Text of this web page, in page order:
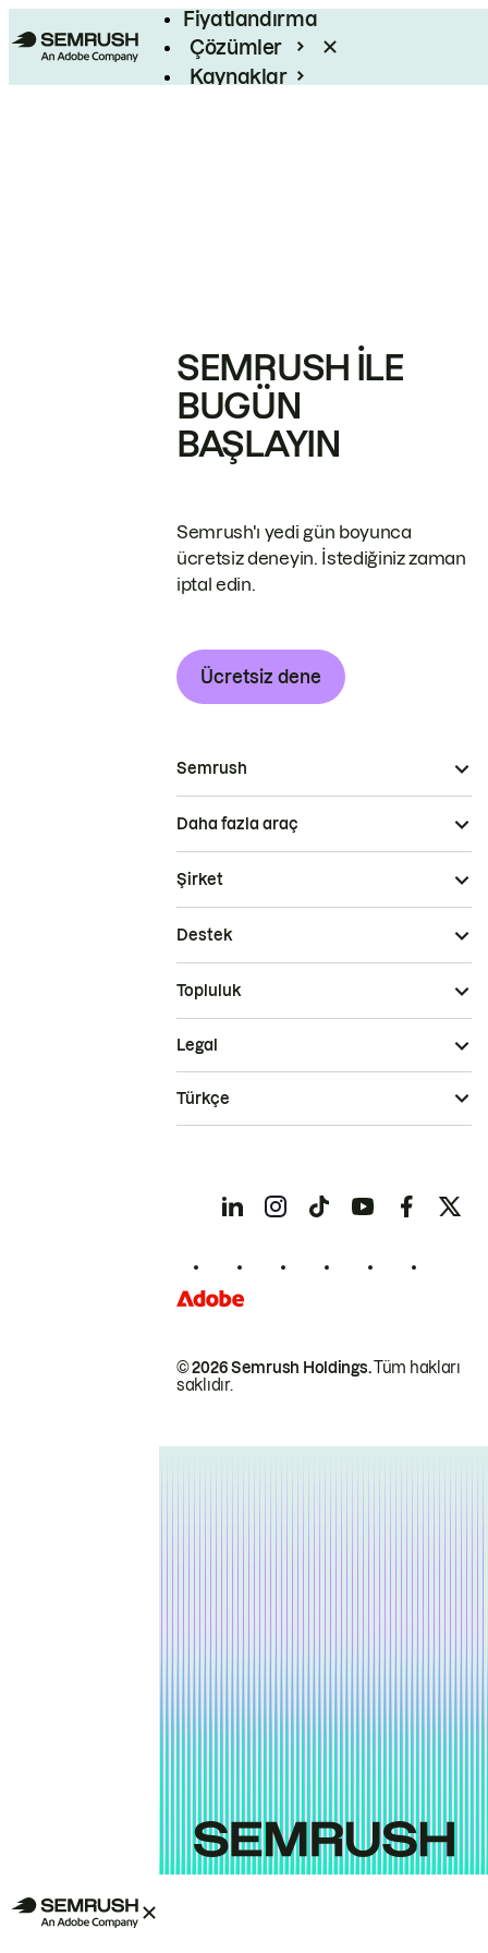
Fiyatlandırma
Çözümler
Kaynaklar
SEMRUSH ILE
BUGÜN
BAŞLAYIN
Semrush'ı yedi gün boyunca
ücretsiz deneyin. İstediğiniz zaman
iptal edin.
Ücretsiz dene
Semrush
Daha fazla araç
Şirket
Destek
Topluluk
© 2026 Semrush Holdings.Tüm hakları
saklıdır.
Legal
Türkçe